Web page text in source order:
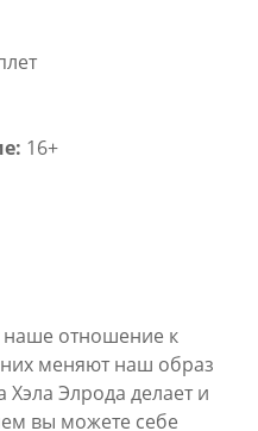
16+
отношение к
меняют наш образ
Элрода делает и
вы можете себе